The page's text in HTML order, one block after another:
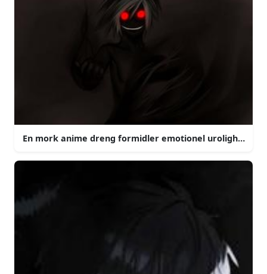
En mork anime dreng formidler emotionel urolighed